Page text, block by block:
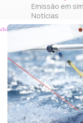
Emissão em
Notícias